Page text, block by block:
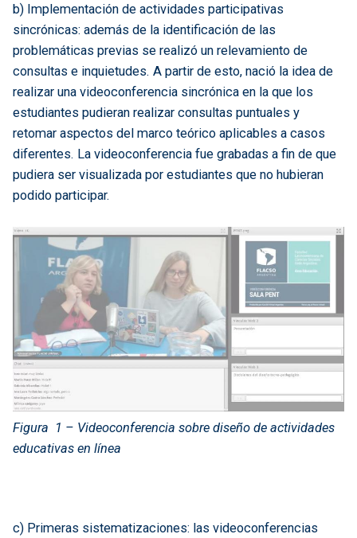
b) Implementación de actividades participativas
sincrónicas: además de la identificación de las
problemáticas previas se realizó un relevamiento de
consultas e inquietudes. A partir de esto, nació la idea de
realizar una videoconferencia sincrónica en la que los
estudiantes pudieran realizar consultas puntuales y
retomar aspectos del marco teórico aplicables a casos
diferentes. La videoconferencia fue grabadas a fin de que
pudiera ser visualizada por estudiantes que no hubieran
podido participar.
Figura 1 – Videoconferencia sobre diseño de actividades
educativas en línea
c) Primeras sistematizaciones: las videoconferencias